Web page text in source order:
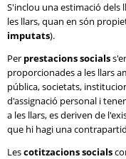
S'inclou una estimació dels
les llars, quan en són
imputats).
Per prestacions socials
proporcionades a les llars
pública, societats,
d'assignació personal i
a les llars, es deriven de
que hi hagi una
Lescotitzacions socials